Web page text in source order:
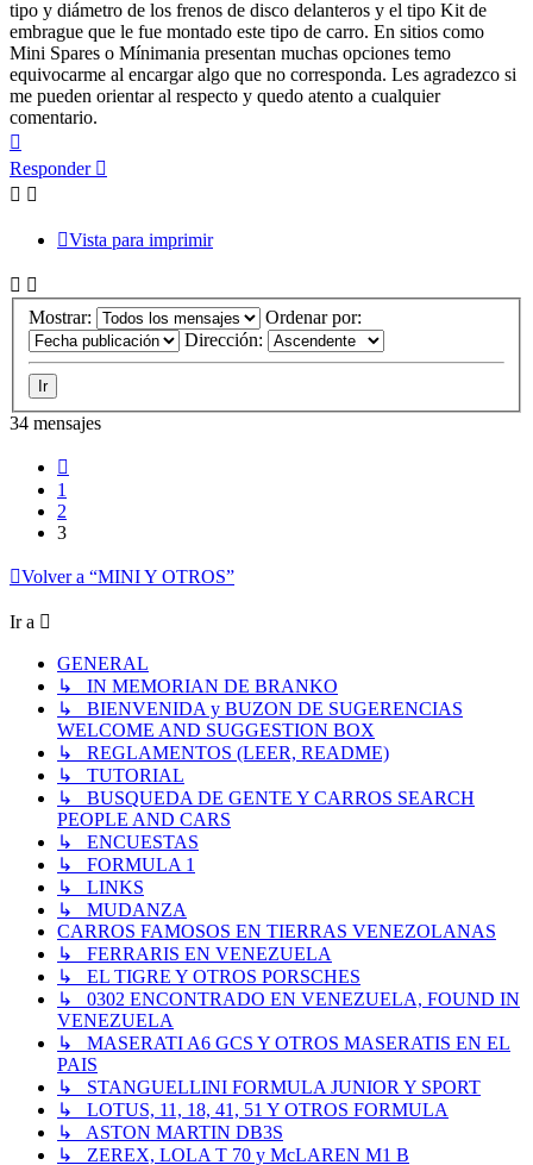
tipo y diámetro de los frenos de disco delanteros y el tipo Kit de
embrague que le fue montado este tipo de carro. En sitios como
Mini Spares o Mínimania presentan muchas opciones temo
equivocarme al encargar algo que no corresponda. Les agradezco si
me pueden orientar al respecto y quedo atento a cualquier
comentario.
Responder
Vista para imprimir
Mostrar:
Ordenar por:
Dirección:
34 mensajes
1
2
3
Volver a “MINI Y OTROS”
Ir a
GENERAL
↳ IN MEMORIAN DE BRANKO
↳ BIENVENIDA y BUZON DE SUGERENCIAS
WELCOME AND SUGGESTION BOX
↳ REGLAMENTOS (LEER, README)
↳ TUTORIAL
↳ BUSQUEDA DE GENTE Y CARROS SEARCH
PEOPLE AND CARS
↳ ENCUESTAS
↳ FORMULA 1
↳ LINKS
↳ MUDANZA
CARROS FAMOSOS EN TIERRAS VENEZOLANAS
↳ FERRARIS EN VENEZUELA
↳ EL TIGRE Y OTROS PORSCHES
↳ 0302 ENCONTRADO EN VENEZUELA, FOUND IN
VENEZUELA
↳ MASERATI A6 GCS Y OTROS MASERATIS EN EL
PAIS
↳ STANGUELLINI FORMULA JUNIOR Y SPORT
↳ LOTUS, 11, 18, 41, 51 Y OTROS FORMULA
↳ ASTON MARTIN DB3S
↳ ZEREX, LOLA T 70 y McLAREN M1 B